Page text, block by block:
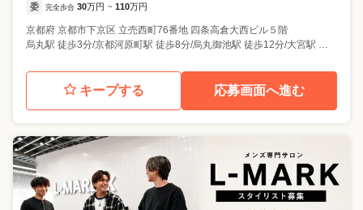
委 完全歩合 30万円 ~ 110万円
京都府 京都市下京区 立売西町76番地 四条高倉大西ビル５階
キープする 応募画面へ進む